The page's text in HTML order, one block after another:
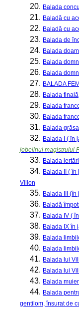
20. Balada
21. Baladă cu
22. Baladă cu
23. Balada de
24. Balada
25. Balada
26. Balada
27. BALADA
28. Balada
29. Balada
30. Balada
31. Balada
32. Balada I ( în
jobelinul magistrului
33. Balada
34. Balada II (
Villon
35. Balada III
36. Baladă
37. Balada IV (
38. Balada IX în
39. Balada
40. Balada
41. Balada lui
42. Balada lui
43. Balada
44. Balada
gentilom, însurat de